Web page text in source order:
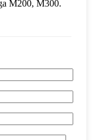
M200, M300.